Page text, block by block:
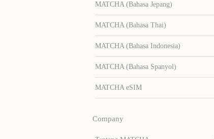
MATCHA (Bahasa Jepang)
MATCHA (Bahasa Thai)
MATCHA (Bahasa Indonesia)
MATCHA (Bahasa Spanyol)
MATCHA eSIM
Company